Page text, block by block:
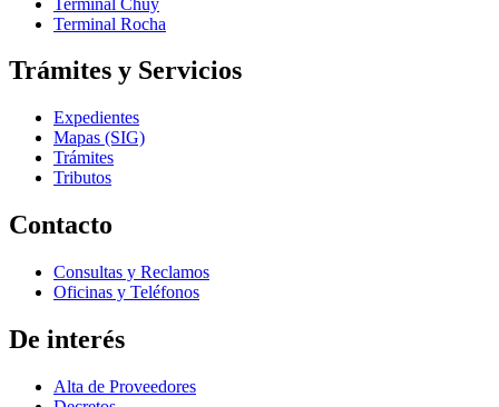
Terminal Rocha
Trámites y Servicios
Expedientes
Mapas (SIG)
Trámites
Tributos
Contacto
Consultas y Reclamos
Oficinas y Teléfonos
De interés
Alta de Proveedores